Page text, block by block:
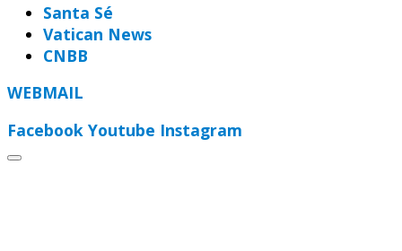
Santa Sé
Vatican News
CNBB
WEBMAIL
Facebook Youtube Instagram